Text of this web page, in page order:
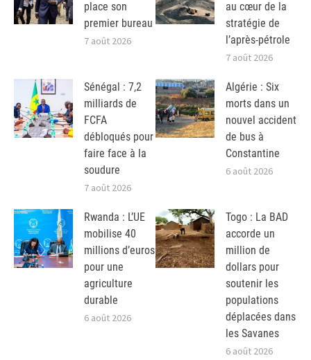
place son
premier bureau
7 août 2026
au cœur de la
stratégie de
l’après-pétrole
7 août 2026
Sénégal : 7,2
milliards de
FCFA
débloqués pour
faire face à la
soudure
7 août 2026
Algérie : Six
morts dans un
nouvel accident
de bus à
Constantine
6 août 2026
Rwanda : L’UE
mobilise 40
millions d’euros
pour une
agriculture
durable
6 août 2026
Togo : La BAD
accorde un
million de
dollars pour
soutenir les
populations
déplacées dans
les Savanes
6 août 2026